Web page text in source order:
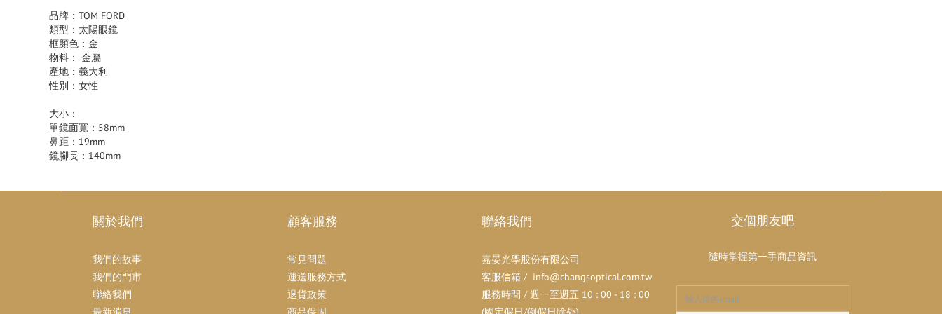
品牌：TOM FORD
類型：太陽眼鏡
框顏色：金
物料： 金屬
產地：義大利
性別：女性
大小：
單鏡面寬：58mm
鼻距：19mm
鏡腳長：140mm
關於我們
我們的故事
我們的門市
聯絡我們
顧客服務
常見問題
運送服務方式
退貨政策
聯絡我們
嘉晏光學股份有限公司
客服信箱 / info@changsoptical.com.tw
服務時間 / 週一至週五 10 : 00 - 18 : 00
交個朋友吧
隨時掌握第一手商品資訊